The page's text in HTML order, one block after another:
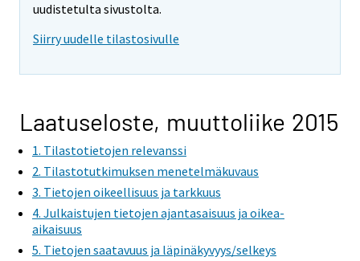
uudistetulta sivustolta.
Siirry uudelle tilastosivulle
Laatuseloste, muuttoliike 2015
1. Tilastotietojen relevanssi
2. Tilastotutkimuksen menetelmäkuvaus
3. Tietojen oikeellisuus ja tarkkuus
4. Julkaistujen tietojen ajantasaisuus ja oikea-
aikaisuus
5. Tietojen saatavuus ja läpinäkyvyys/selkeys